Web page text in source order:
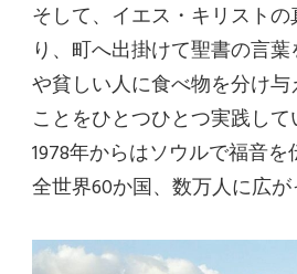
そして、イエス・キリスト
り、町へ出掛けて聖書の言
や貧しい人に食べ物を分け
ことをひとつひとつ実践して
1978年からはソウルで福音
全世界60か国、数万人に広が